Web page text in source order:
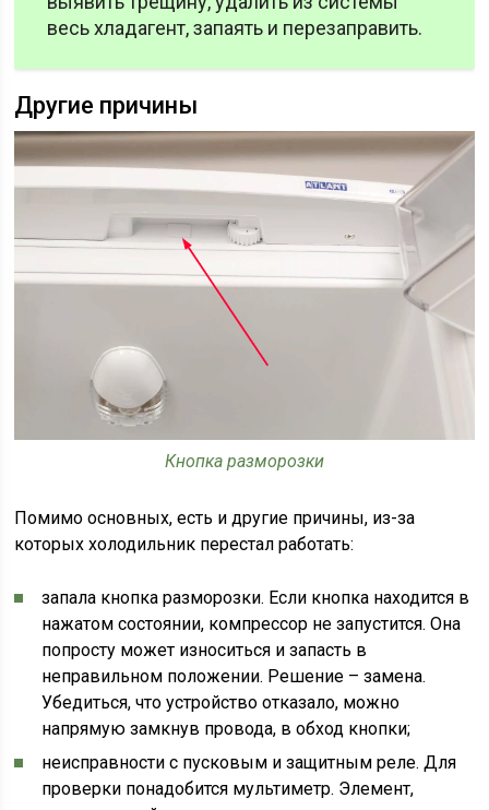
весь хладагент, запаять и перезаправить.
Другие причины
Кнопка разморозки
Помимо основных, есть и другие причины, из-за
которых холодильник перестал работать:
запала кнопка разморозки. Если кнопка находится в
нажатом состоянии, компрессор не запустится. Она
попросту может износиться и запасть в
неправильном положении. Решение – замена.
Убедиться, что устройство отказало, можно
напрямую замкнув провода, в обход кнопки;
неисправности с пусковым и защитным реле. Для
проверки понадобится мультиметр. Элемент,